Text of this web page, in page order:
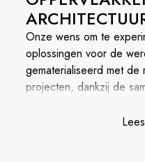
Onze wens om te
oplossingen voor de
gematerialiseerd met de
projecten, dankzij de
blijkt uit de prestigieuze